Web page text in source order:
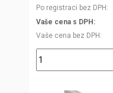
Po registraci bez DPH
Vaše cena s DPH
Vaše cena bez DPH